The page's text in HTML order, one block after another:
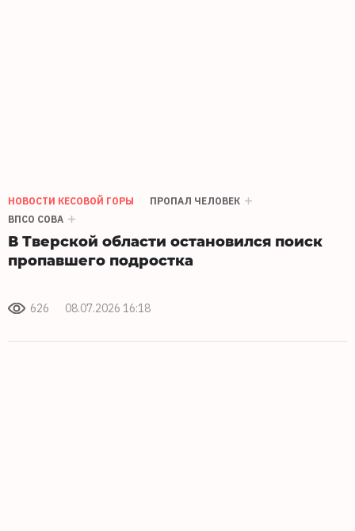
НОВОСТИ КЕСОВОЙ ГОРЫ
ПРОПАЛ ЧЕЛОВЕК
ВПСО СОВА
В Тверской области остановился поиск
пропавшего подростка
626 08.07.2026 16:18